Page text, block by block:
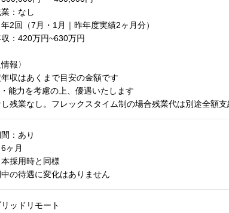
：なし
2回（7月・1月｜昨年度実績2ヶ月分）
：420万円~630万円
報〉
収はあくまで目安の金額です
能力を考慮の上、優遇いたします
残業なし。フレックスタイム制の場合残業代は別途全額支
：あり
ヶ月
採用時と同様
の待遇に変化はありません
ッドリモート